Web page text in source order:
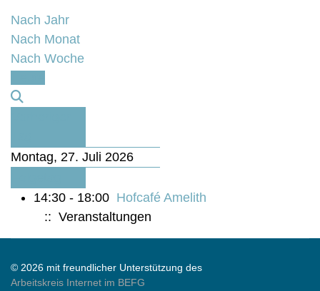
Nach Jahr
Nach Monat
Nach Woche
Montag, 27. Juli 2026
14:30 - 18:00 Hofcafé Amelith
:: Veranstaltungen
© 2026 mit freundlicher Unterstützung des
Arbeitskreis Internet im BEFG